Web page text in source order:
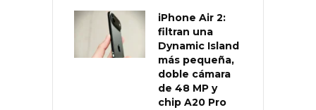
iPhone Air 2:
filtran una
Dynamic Island
más pequeña,
doble cámara
de 48 MP y
chip A20 Pro